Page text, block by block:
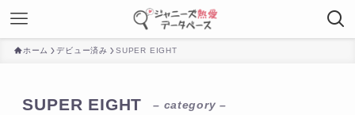
ホーム デビュー済み SUPER EIGHT
SUPER EIGHT – category –